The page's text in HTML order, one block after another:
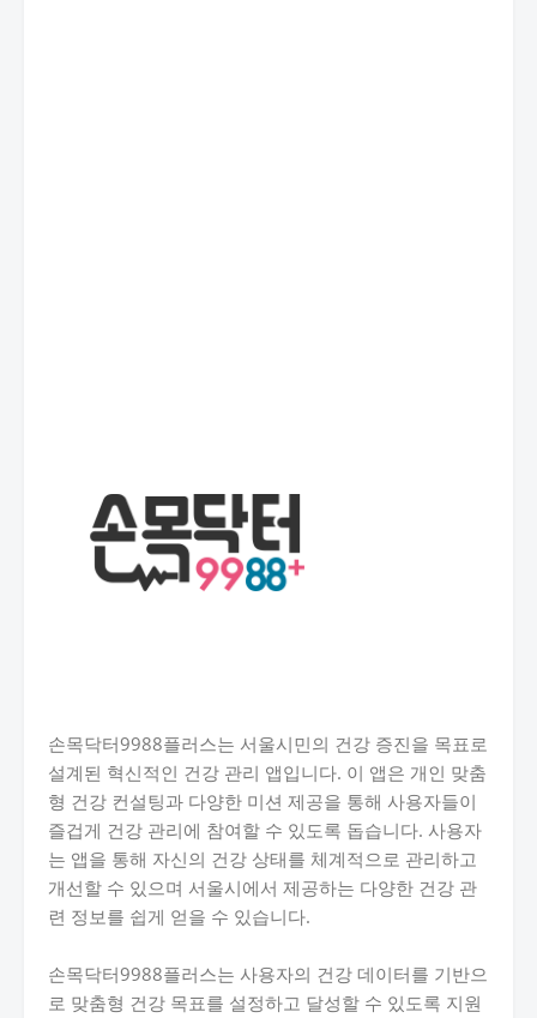
손목닥터9988플러스는 서울시민의 건강 증진을 목표로
설계된 혁신적인 건강 관리 앱입니다. 이 앱은 개인 맞춤
형 건강 컨설팅과 다양한 미션 제공을 통해 사용자들이
즐겁게 건강 관리에 참여할 수 있도록 돕습니다. 사용자
는 앱을 통해 자신의 건강 상태를 체계적으로 관리하고
개선할 수 있으며 서울시에서 제공하는 다양한 건강 관
련 정보를 쉽게 얻을 수 있습니다.
손목닥터9988플러스는 사용자의 건강 데이터를 기반으
로 맞춤형 건강 목표를 설정하고 달성할 수 있도록 지원